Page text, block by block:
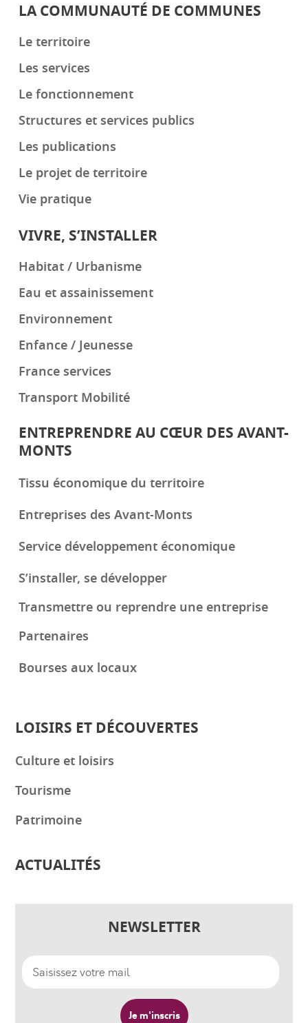
LA COMMUNAUTÉ DE COMMUNES
Le territoire
Les services
Le fonctionnement
Structures et services publics
Les publications
Le projet de territoire
Vie pratique
VIVRE, S’INSTALLER
Habitat / Urbanisme
Eau et assainissement
Environnement
Enfance / Jeunesse
France services
Transport Mobilité
ENTREPRENDRE AU CŒUR DES AVANT-
MONTS
Tissu économique du territoire
Entreprises des Avant-Monts
Service développement économique
S’installer, se développer
Transmettre ou reprendre une entreprise
Partenaires
Bourses aux locaux
LOISIRS ET DÉCOUVERTES
Culture et loisirs
Tourisme
Patrimoine
ACTUALITÉS
NEWSLETTER